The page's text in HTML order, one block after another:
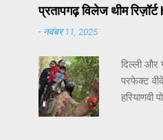
Window
प्रयोग से
प्रतापगढ़ विलेज थीम
- नवंबर 11, 2025
दिल्ली और
परफेक्ट
को